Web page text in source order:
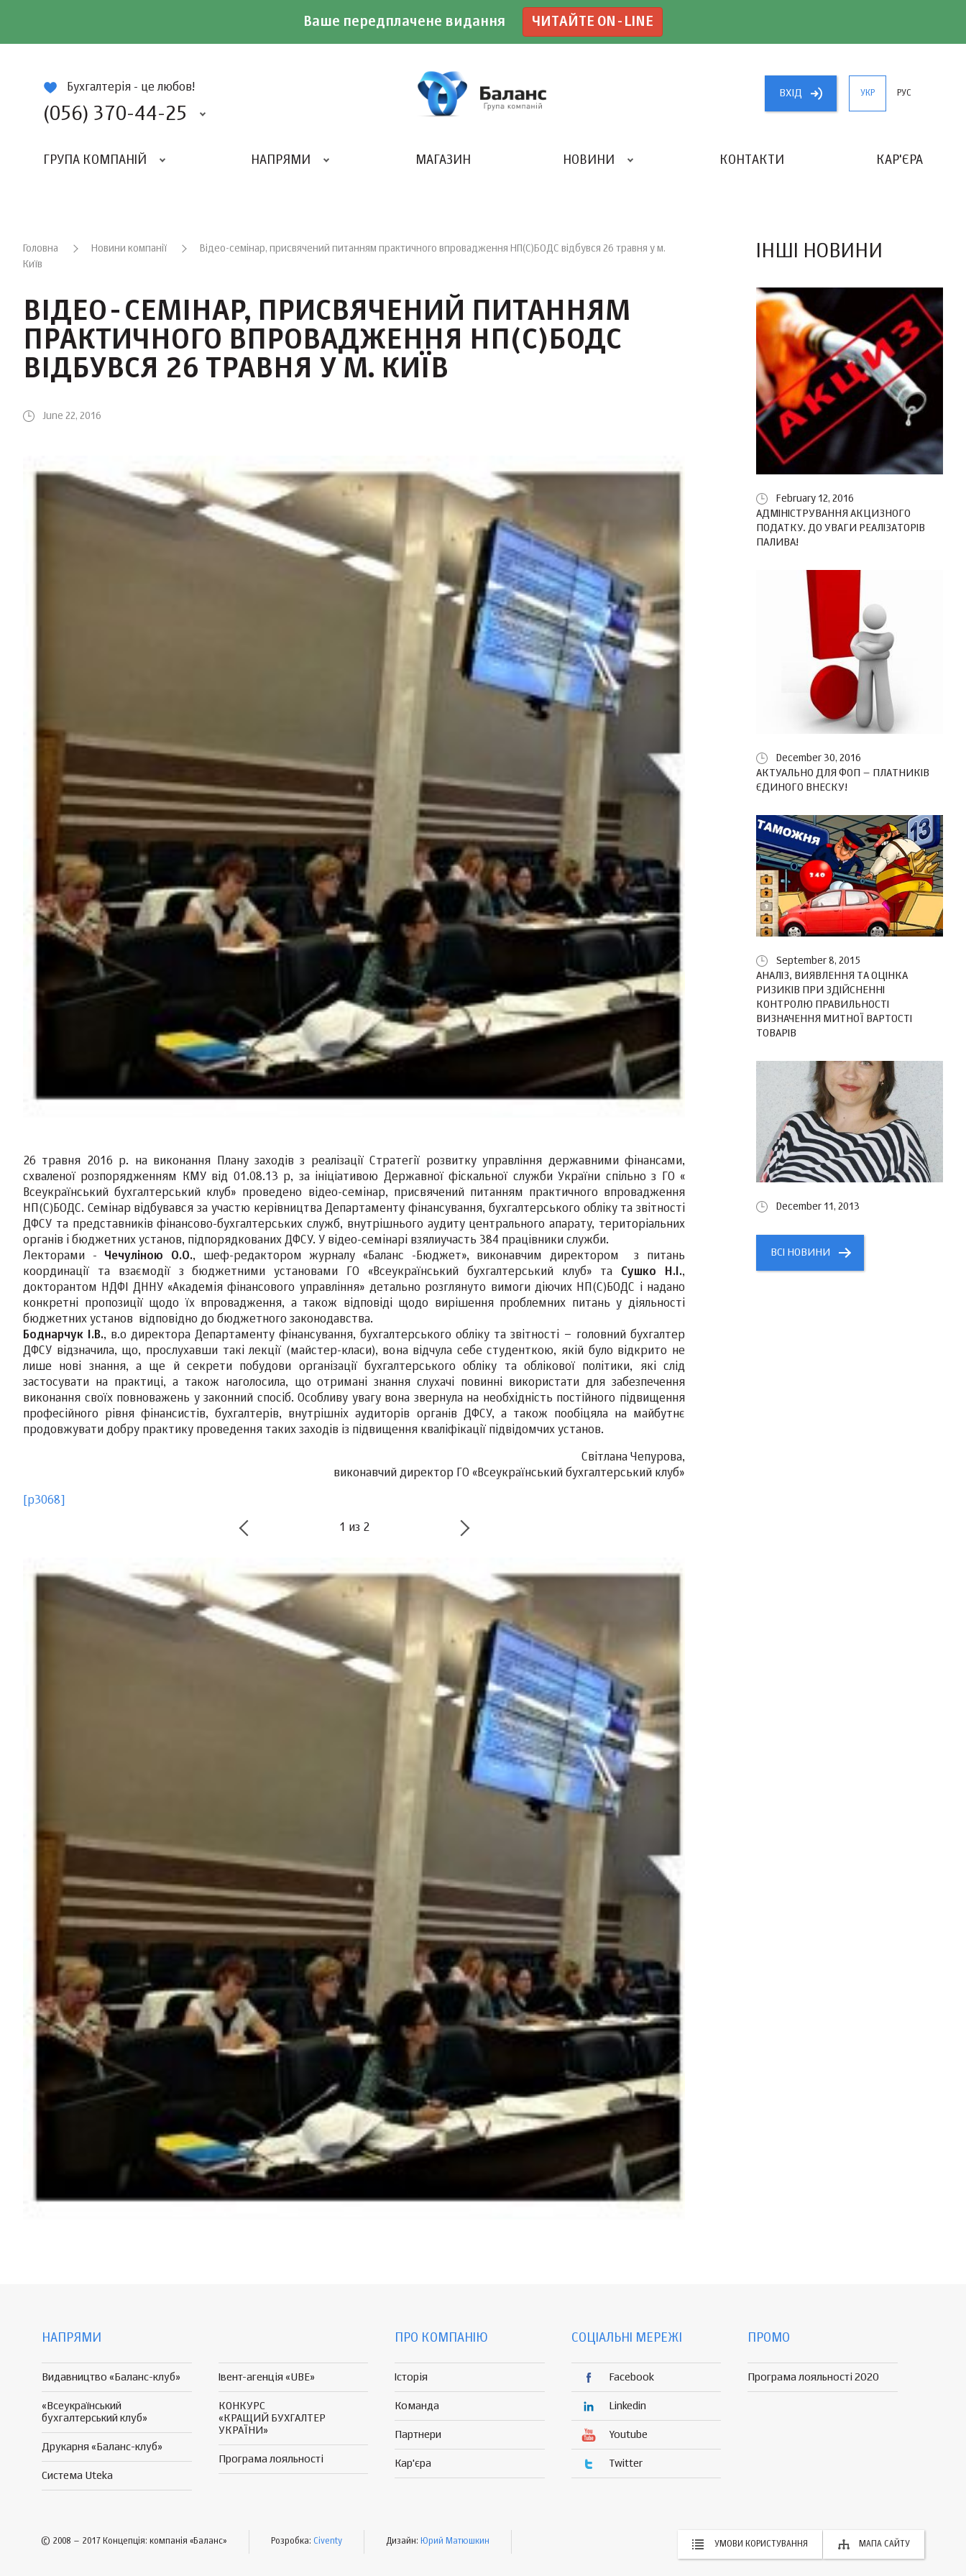
Ваше передплачене видання ЧИТАЙТЕ ON-LINE
Бухгалтерія - це любов!
(056) 370-44-25
ВХIД УКР РУС
ГРУПА КОМПАНІЙ НАПРЯМИ МАГАЗИН НОВИНИ КОНТАКТИ КАР'ЄРА
Головна Новини компанії
Відео-семінар, присвячений питанням практичного впровадження НП(С)БОДС відбувся 26 травня у м.
Київ
ВІДЕО-СЕМІНАР, ПРИСВЯЧЕНИЙ ПИТАННЯМ
ПРАКТИЧНОГО ВПРОВАДЖЕННЯ НП(С)БОДС
ВІДБУВСЯ 26 ТРАВНЯ У М. КИЇВ
June 22, 2016
26 травня 2016 р. на виконання Плану заходів з реалізації Стратегії розвитку управління державними фінансами,
схваленої розпорядженням КМУ від 01.08.13 р, за ініціативою Державної фіскальної служби України спільно з ГО «
Всеукраїнський бухгалтерський клуб» проведено відео-семінар, присвячений питанням практичного впровадження
НП(С)БОДС. Семінар відбувався за участю керівництва Департаменту фінансування, бухгалтерського обліку та звітності
ДФСУ та представників фінансово-бухгалтерських служб, внутрішнього аудиту центрального апарату, територіальних
органів і бюджетних установ, підпорядкованих ДФСУ. У відео-семінарі взялиучасть 384 працівники служби.
Лекторами - Чечуліною О.О., шеф-редактором журналу «Баланс -Бюджет», виконавчим директором з питань
координації та взаємодії з бюджетними установами ГО «Всеукраїнський бухгалтерський клуб» та Сушко Н.І.,
докторантом НДФІ ДННУ «Академія фінансового управління» детально розглянуто вимоги діючих НП(С)БОДС і надано
конкретні пропозиції щодо їх впровадження, а також відповіді щодо вирішення проблемних питань у діяльності
бюджетних установ відповідно до бюджетного законодавства.
Боднарчук І.В., в.о директора Департаменту фінансування, бухгалтерського обліку та звітності – головний бухгалтер
ДФСУ відзначила, що, прослухавши такі лекції (майстер-класи), вона відчула себе студенткою, якій було відкрито не
лише нові знання, а ще й секрети побудови організації бухгалтерського обліку та облікової політики, які слід
застосувати на практиці, а також наголосила, що отримані знання слухачі повинні використати для забезпечення
виконання своїх повноважень у законний спосіб. Особливу увагу вона звернула на необхідність постійного підвищення
професійного рівня фінансистів, бухгалтерів, внутрішніх аудиторів органів ДФСУ, а також пообіцяла на майбутнє
продовжувати добру практику проведення таких заходів із підвищення кваліфікації підвідомчих установ.
Світлана Чепурова,
виконавчий директор ГО «Всеукраїнський бухгалтерський клуб»
[p3068]
1 из 2
ІНШІ НОВИНИ
February 12, 2016
АДМІНІСТРУВАННЯ АКЦИЗНОГО
ПОДАТКУ. ДО УВАГИ РЕАЛІЗАТОРІВ
ПАЛИВА!
December 30, 2016
АКТУАЛЬНО ДЛЯ ФОП – ПЛАТНИКІВ
ЄДИНОГО ВНЕСКУ!
September 8, 2015
АНАЛІЗ, ВИЯВЛЕННЯ ТА ОЦІНКА
РИЗИКІВ ПРИ ЗДІЙСНЕННІ
КОНТРОЛЮ ПРАВИЛЬНОСТІ
ВИЗНАЧЕННЯ МИТНОЇ ВАРТОСТІ
ТОВАРІВ
December 11, 2013
ВСІ НОВИНИ
НАПРЯМИ
Видавництво «Баланс-клуб»
«Всеукраїнський
бухгалтерський клуб»
Друкарня «Баланс-клуб»
Система Uteka
Івент-агенція «UBE»
КОНКУРС
«КРАЩИЙ БУХГАЛТЕР
УКРАЇНИ»
Програма лояльності
ПРО КОМПАНІЮ
Історія
Команда
Партнери
Кар'єра
СОЦІАЛЬНІ МЕРЕЖІ
Facebook
Linkedin
Youtube
Twitter
ПРОМО
Програма лояльності 2020
© 2008 – 2017 Концепція: компанія «Баланс» Розробка: Civenty Дизайн: Юрий Матюшкин УМОВИ КОРИСТУВАННЯ МАПА САЙТУ